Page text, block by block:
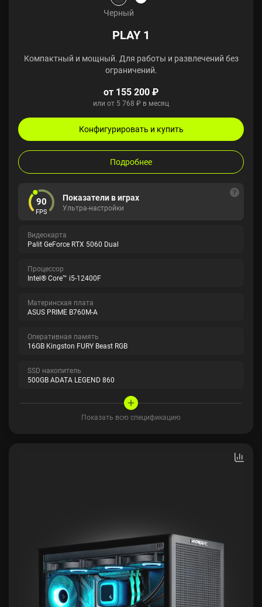
Черный
PLAY 1
Компактный и мощный. Для работы и развлечений без
ограничений.
от 155 200 ₽
или от 5 768 ₽ в месяц
Конфигурировать и купить
Подробнее
90
FPS
Показатели в играх
Ультра-настройки
Видеокарта
Palit GeForce RTX 5060 Dual
Процессор
Intel® Core™ i5-12400F
Материнская плата
ASUS PRIME B760M-A
Оперативная память
16GB Kingston FURY Beast RGB
SSD накопитель
500GB ADATA LEGEND 860
Показать всю спецификацию